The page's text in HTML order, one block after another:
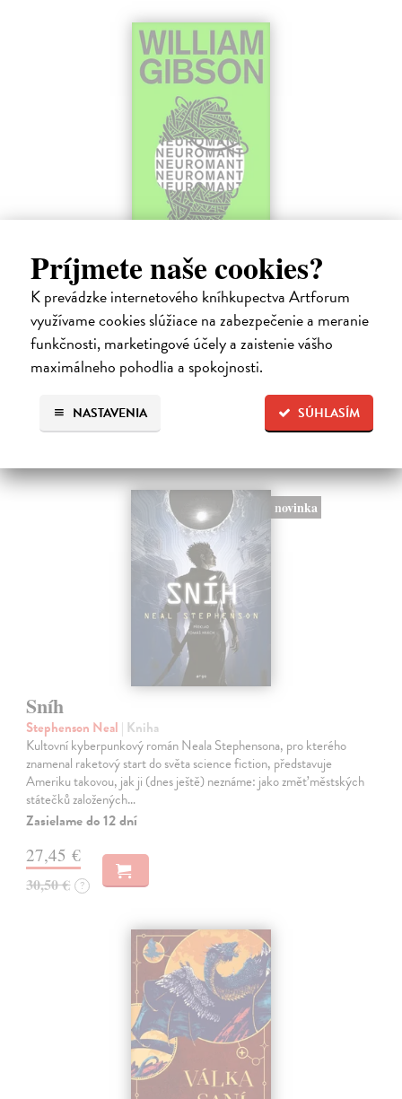
Príjmete naše cookies?
K prevádzke internetového kníhkupectva Artforum
využívame cookies slúžiace na zabezpečenie a meranie
funkčnosti, marketingové účely a zaistenie vášho
maximálneho pohodlia a spokojnosti.
SÚHLASÍM
NASTAVENIA
Neuromant
Gibson William| Kniha
Základné dielo kyberpunku, klasika sci-fi a jedna z najsilnejších vízií
budúcnosti. Matrix je svet vo svete, globálny konsenzus, prelud,
vyjadrenie každého jedného dátového bajtu v kyberpriestore.
Do 4 pracovných dní
14,95 € ?
novinka
Sníh
Stephenson Neal | Kniha
Kultovní kyberpunkový román Neala Stephensona, pro kterého
znamenal raketový start do světa science fiction, představuje
Ameriku takovou, jak ji (dnes ještě) neznáme: jako změť městských
státečků založených…
Zasielame do 12 dní
27,45 €
30,50 € ?